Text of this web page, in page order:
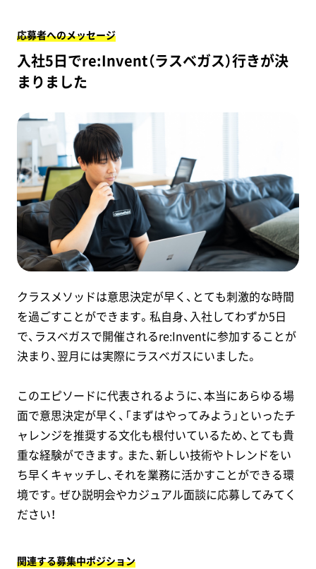
応募者へのメッセージ
入社5日でre:Invent（ラスベガス）行きが決
まりました
クラスメソッドは意思決定が早く、とても刺激的な時間
を過ごすことができます。私自身、入社してわずか5日
で、ラスベガスで開催されるre:Inventに参加することが
決まり、翌月には実際にラスベガスにいました。
このエピソードに代表されるように、本当にあらゆる場
面で意思決定が早く、「まずはやってみよう」といったチ
ャレンジを推奨する文化も根付いているため、とても貴
重な経験ができます。また、新しい技術やトレンドをい
ち早くキャッチし、それを業務に活かすことができる環
境です。ぜひ説明会やカジュアル面談に応募してみてく
ださい！
関連する募集中ポジション